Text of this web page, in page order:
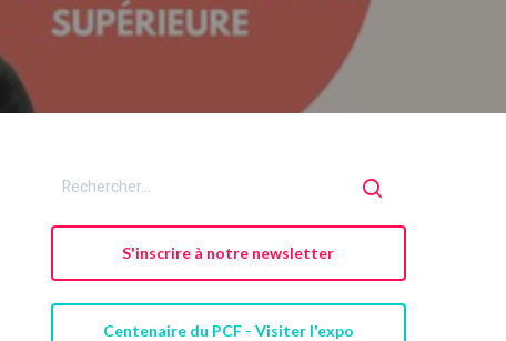
S'inscrire à notre newsletter
Centenaire du PCF - Visiter l'expo